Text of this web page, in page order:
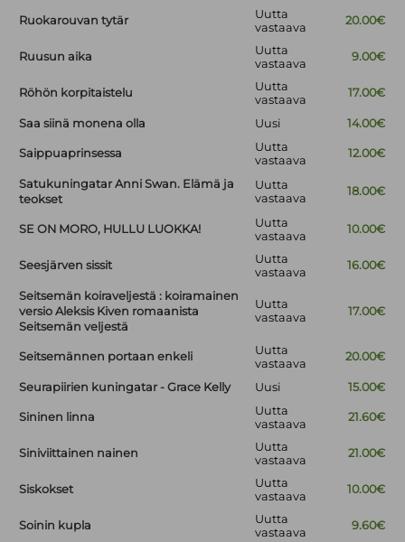
Ruokarouvan tytär
Uutta
vastaava
20.00€
Ruusun aika
Uutta
vastaava
9.00€
Röhön korpitaistelu
Uutta
vastaava
17.00€
Saa siinä monena olla Uusi 14.00€
Saippuaprinsessa
Uutta
vastaava
12.00€
Satukuningatar Anni Swan. Elämä ja
teokset
Uutta
vastaava
18.00€
SE ON MORO, HULLU LUOKKA!
Uutta
vastaava
10.00€
Seesjärven sissit
Uutta
vastaava
16.00€
Seitsemän koiraveljestä : koiramainen
versio Aleksis Kiven romaanista
Seitsemän veljestä
Uutta
vastaava
17.00€
Seitsemännen portaan enkeli
Uutta
vastaava
20.00€
Seurapiirien kuningatar - Grace Kelly Uusi 15.00€
Sininen linna
Uutta
vastaava
21.60€
Siniviittainen nainen
Uutta
vastaava
21.00€
Siskokset
Uutta
vastaava
10.00€
Soinin kupla
Uutta
vastaava
9.60€